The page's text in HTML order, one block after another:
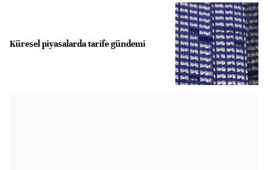
Küresel piyasalarda tarife gündemi